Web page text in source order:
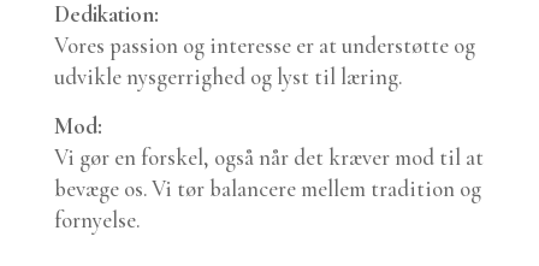
Dedikation:
Vores passion og interesse er at understøtte og
udvikle nysgerrighed og lyst til læring.
Mod:
Vi gør en forskel, også når det kræver mod til at
bevæge os. Vi tør balancere mellem tradition og
fornyelse.